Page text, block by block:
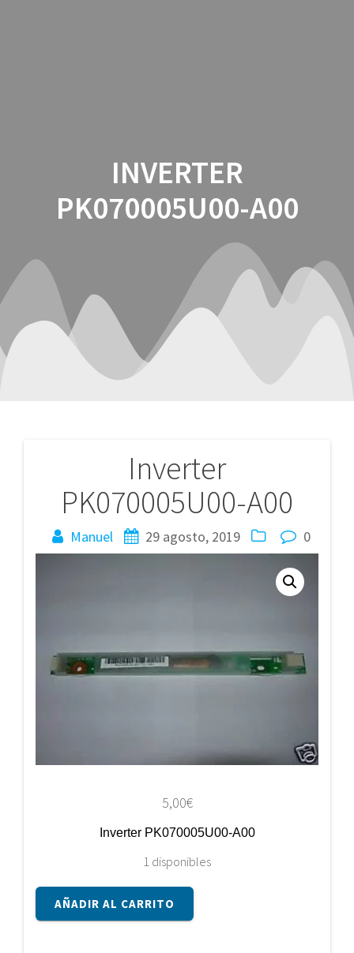
INVERTER
PK070005U00-A00
Inverter
PK070005U00-A00
Manuel 29 agosto, 2019 0
5,00€
Inverter PK070005U00-A00
1 disponibles
Inverter
PK070005U00-
AÑADIR AL CARRITO
Navegación
entradas